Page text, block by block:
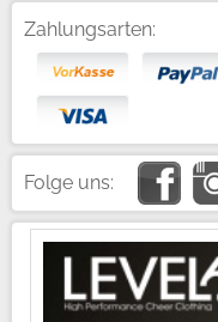
Zahlungsarten:
Folge uns: